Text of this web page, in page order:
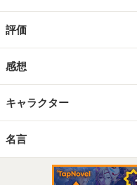
評価
感想
キャラクター
名言